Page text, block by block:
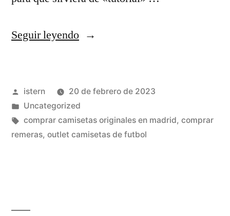
Seguir leyendo«mejor
comprar
camisetas
de
Publicado
por
istern
20 de febrero de 2023
Publicado
en
Uncategorized
Etiquetas:
comprar camisetas originales en madrid, comprar
remeras, outlet camisetas de futbol